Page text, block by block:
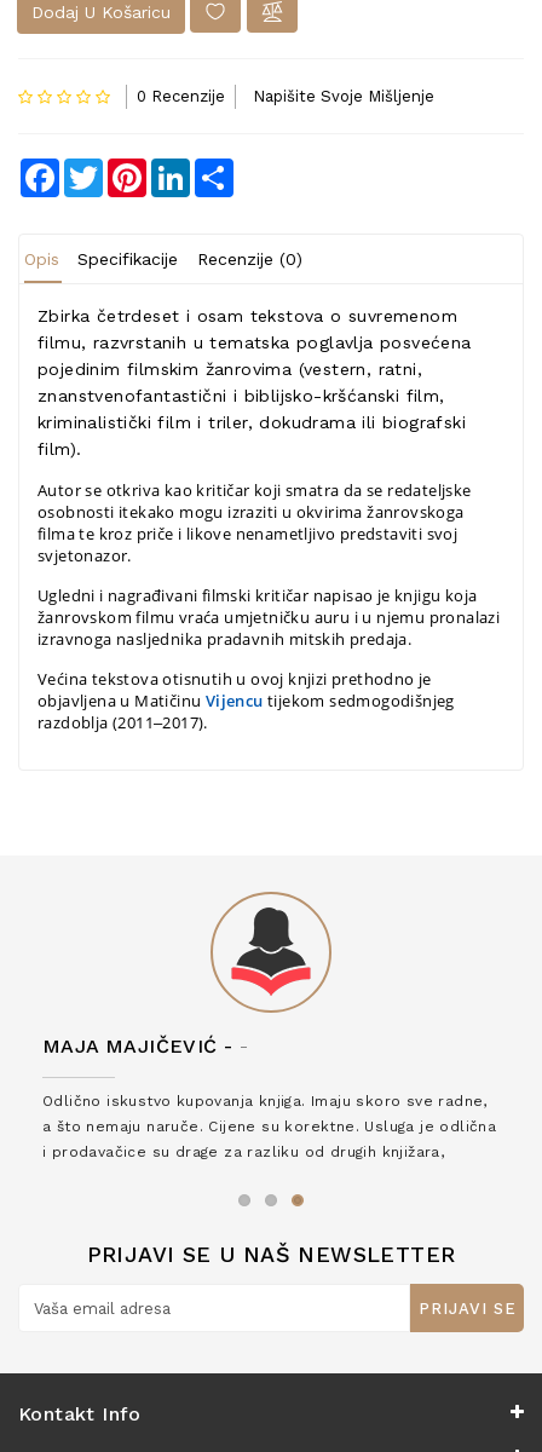
Dodaj U Košaricu
0 Recenzije Napišite Svoje Mišljenje
Facebook
TwitterPinterestLinkedIn
Opis Specifikacije Recenzije (0)
Zbirka četrdeset i osam tekstova o suvremenom
filmu, razvrstanih u tematska poglavlja posvećena
pojedinim filmskim žanrovima (vestern, ratni,
znanstvenofantastični i biblijsko-kršćanski film,
kriminalistički film i triler, dokudrama ili biografski
film).
Autor se otkriva kao kritičar koji smatra da se redateljske
osobnosti itekako mogu izraziti u okvirima žanrovskoga
filma te kroz priče i likove nenametljivo predstaviti svoj
svjetonazor.
Ugledni i nagrađivani filmski kritičar napisao je knjigu koja
žanrovskom filmu vraća umjetničku auru i u njemu pronalazi
izravnoga nasljednika pradavnih mitskih predaja.
Većina tekstova otisnutih u ovoj knjizi prethodno je
objavljena u Matičinu Vijencu tijekom sedmogodišnjeg
razdoblja (2011‒2017).
MAJA MAJIČEVIĆ - -
Odlično iskustvo kupovanja knjiga. Imaju skoro sve radne,
a što nemaju naruče. Cijene su korektne. Usluga je odlična
i prodavačice su drage za razliku od drugih knjižara,
PRIJAVI SE U NAŠ NEWSLETTER
PRIJAVI SE
Kontakt Info